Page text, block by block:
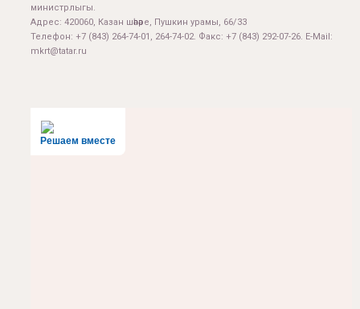
министрлыгы.
Адрес: 420060, Казан шәһәре, Пушкин урамы, 66/33
Телефон: +7 (843) 264-74-01, 264-74-02. Факс: +7 (843) 292-07-26. E-Mail:
mkrt@tatar.ru
Решаем вместе